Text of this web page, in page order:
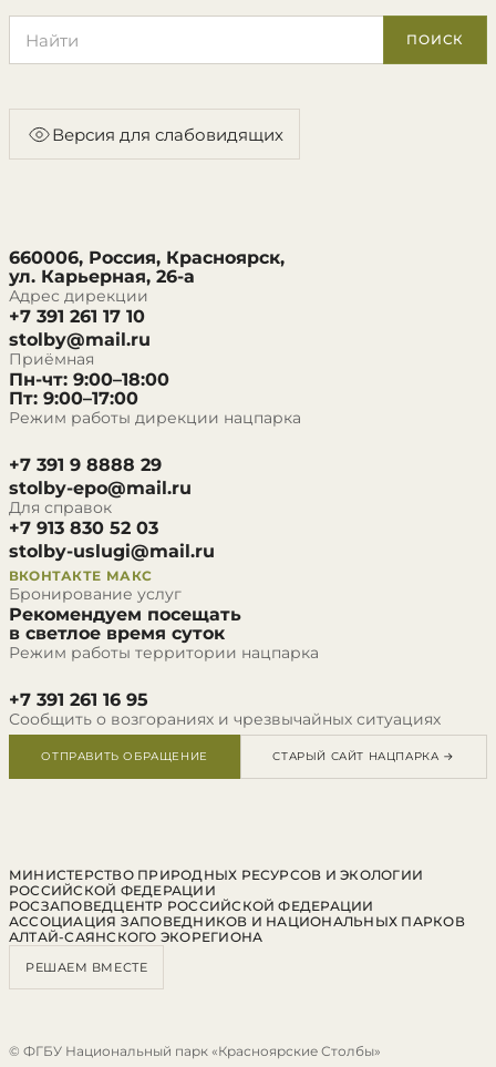
ПОИСК
Версия для слабовидящих
660006, Россия, Красноярск,
ул. Карьерная, 26-а
Адрес дирекции
+7 391 261 17 10
stolby@mail.ru
Приёмная
Пн-чт: 9:00–18:00
Пт: 9:00–17:00
Режим работы дирекции нацпарка
+7 391 9 8888 29
stolby-epo@mail.ru
Для справок
+7 913 830 52 03
stolby-uslugi@mail.ru
ВКОНТАКТЕ МАКС
Бронирование услуг
Рекомендуем посещать
в светлое время суток
Режим работы территории нацпарка
+7 391 261 16 95
Сообщить о возгораниях и чрезвычайных ситуациях
ОТПРАВИТЬ ОБРАЩЕНИЕ СТАРЫЙ САЙТ НАЦПАРКА →
МИНИСТЕРСТВО ПРИРОДНЫХ РЕСУРСОВ И ЭКОЛОГИИ
РОССИЙСКОЙ ФЕДЕРАЦИИ
РОСЗАПОВЕДЦЕНТР РОССИЙСКОЙ ФЕДЕРАЦИИ
АССОЦИАЦИЯ ЗАПОВЕДНИКОВ И НАЦИОНАЛЬНЫХ ПАРКОВ
АЛТАЙ-САЯНСКОГО ЭКОРЕГИОНА
РЕШАЕМ ВМЕСТЕ
© ФГБУ Национальный парк «Красноярские Столбы»